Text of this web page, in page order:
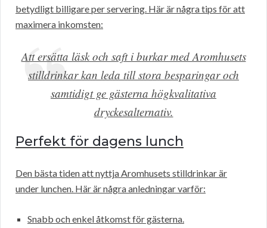
betydligt billigare per servering. Här är några tips för att
maximera inkomsten:
Att ersätta läsk och saft i burkar med Aromhusets
stilldrinkar kan leda till stora besparingar och
samtidigt ge gästerna högkvalitativa
dryckesalternativ.
Perfekt för dagens lunch
Den bästa tiden att nyttja Aromhusets stilldrinkar är
under lunchen. Här är några anledningar varför:
Snabb och enkel åtkomst för gästerna.